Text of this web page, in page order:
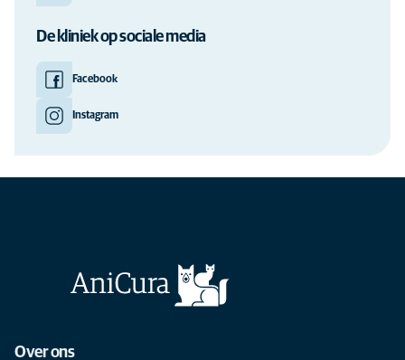
De kliniek op sociale media
Facebook
Instagram
Over ons